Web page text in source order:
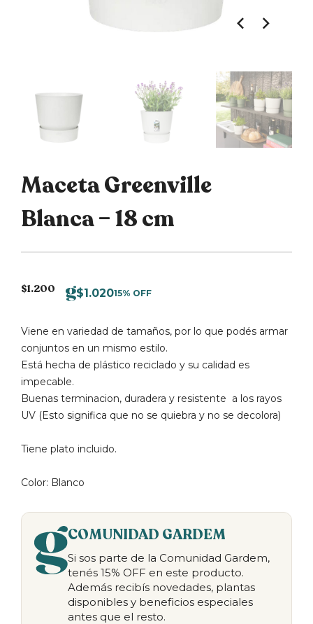
Maceta Greenville
Blanca – 18 cm
$1.200 $1.02015% OFF
Viene en variedad de tamaños, por lo que podés armar
conjuntos en un mismo estilo.
Está hecha de plástico reciclado y su calidad es
impecable.
Buenas terminacion, duradera y resistente a los rayos
UV (Esto significa que no se quiebra y no se decolora)
Tiene plato incluido.
Color: Blanco
COMUNIDAD GARDEM
Si sos parte de la Comunidad Gardem,
tenés 15% OFF en este producto.
Además recibís novedades, plantas
disponibles y beneficios especiales
antes que el resto.